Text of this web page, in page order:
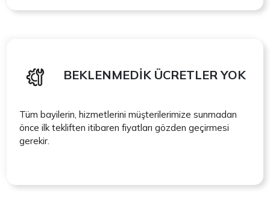
BEKLENMEDİK ÜCRETLER YOK
Tüm bayilerin, hizmetlerini müşterilerimize sunmadan
önce ilk tekliften itibaren fiyatları gözden geçirmesi
gerekir.